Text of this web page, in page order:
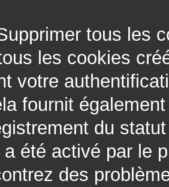
tous les
les cookies
votre
fournit
du
a été activé par le
des